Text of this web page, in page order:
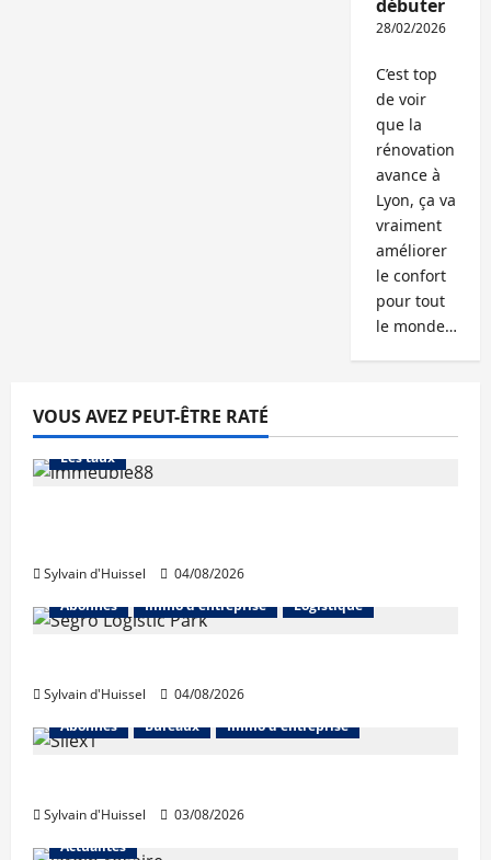
débuter
28/02/2026
C’est top
de voir
que la
rénovation
avance à
Lyon, ça va
vraiment
améliorer
le confort
pour tout
le monde…
VOUS AVEZ PEUT-ÊTRE RATÉ
Abonnés Financement
L'avis des courtiers
Les taux
Sylvain d'Huissel
04/08/2026
Abonnés
Immo d'entreprise Logistique
Sylvain d'Huissel
04/08/2026
Abonnés
Bureaux Immo d'entreprise
Sylvain d'Huissel
03/08/2026
Actualités